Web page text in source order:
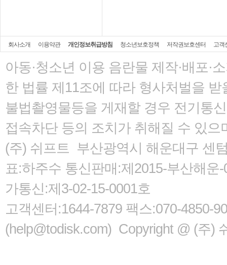
회사소개 이용약관 개인정보취급방침 청소년보호정책 저작권보호센터 고객
아동·청소년 이용 음란물 제작·배포·
한 법률 제11조에 따라 형사처벌을 받
불법촬영물등을 게재할 경우 전기통
접속차단 등의 조치가 취해질 수 있으
(주) 쉬프트 부산광역시 해운대구 센
표:하주수 통신판매:제2015-부산해
가통신:제3-02-15-0001호
고객센터:1644-7879 팩스:070-4850-
(help@todisk.com) Copyright @ (주)